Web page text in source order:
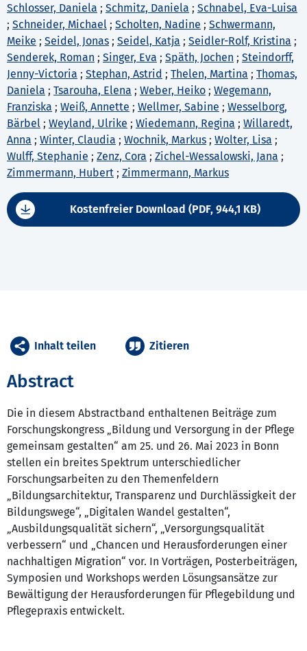
Schlosser, Daniela ; Schmitz, Daniela ; Schnabel, Eva-Luisa
; Schneider, Michael ; Scholten, Nadine ; Schwermann,
Meike ; Seidel, Jonas ; Seidel, Katja ; Seidler-Rolf, Kristina ;
Senderek, Roman ; Singer, Eva ; Späth, Jochen ; Steindorff,
Jenny-Victoria ; Stephan, Astrid ; Thelen, Martina ; Thomas,
Daniela ; Tsarouha, Elena ; Weber, Heiko ; Wegemann,
Franziska ; Weiß, Annette ; Wellmer, Sabine ; Wesselborg,
Bärbel ; Weyland, Ulrike ; Wiedemann, Regina ; Willaredt,
Anna ; Winter, Claudia ; Wochnik, Markus ; Wolter, Lisa ;
Wulff, Stephanie ; Zenz, Cora ; Zichel-Wessalowski, Jana ;
Zimmermann, Hubert ; Zimmermann, Markus
Kostenfreier Download (PDF, 944,1 KB)
Abstract
Die in diesem Abstractband enthaltenen Beiträge zum
Forschungskongress „Bildung und Versorgung in der Pflege
gemeinsam gestalten“ am 25. und 26. Mai 2023 in Bonn
stellen ein breites Spektrum unterschiedlicher
Forschungsarbeiten zu den Themenfeldern
„Bildungsarchitektur, Transparenz und Durchlässigkeit der
Bildungswege“, „Digitalen Wandel gestalten“,
„Ausbildungsqualität sichern“, „Versorgungsqualität
verbessern“ und „Chancen und Herausforderungen einer
nachhaltigen Migration“ vor. In Vorträgen, Posterbeiträgen,
Symposien und Workshops werden Lösungsansätze zur
Bewältigung der Herausforderungen für Pflegebildung und
Pflegepraxis entwickelt.
Inhalt teilen Zitieren